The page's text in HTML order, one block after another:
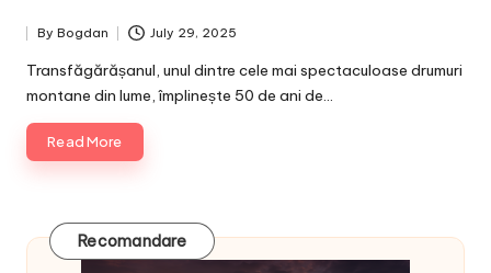
Posted
by
By Bogdan July 29, 2025
Transfăgărășanul, unul dintre cele mai spectaculoase drumuri
montane din lume, împlinește 50 de ani de…
Read More
Recomandare